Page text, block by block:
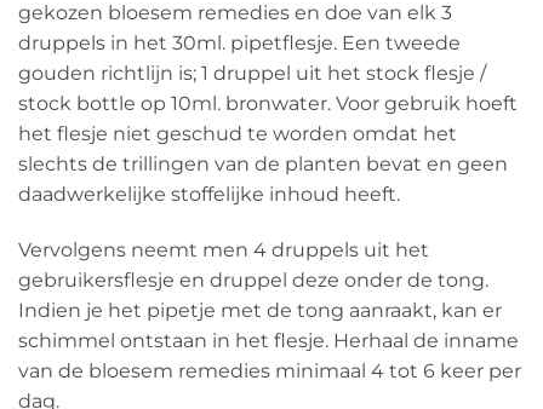
gekozen bloesem remedies en doe van elk 3
druppels in het 30ml. pipetflesje. Een tweede
gouden richtlijn is; 1 druppel uit het stock flesje /
stock bottle op 10ml. bronwater. Voor gebruik hoeft
het flesje niet geschud te worden omdat het
slechts de trillingen van de planten bevat en geen
daadwerkelijke stoffelijke inhoud heeft.
Vervolgens neemt men 4 druppels uit het
gebruikersflesje en druppel deze onder de tong.
Indien je het pipetje met de tong aanraakt, kan er
schimmel ontstaan in het flesje. Herhaal de inname
van de bloesem remedies minimaal 4 tot 6 keer per
dag.